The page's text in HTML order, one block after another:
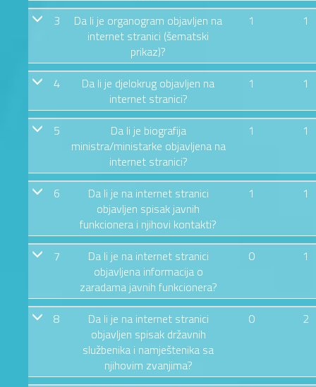
3
Da li je organogram objavljen na
internet stranici (šematski
prikaz)?
1 1
4
Da li je djelokrug objavljen na
internet stranici?
1 1
5
Da li je biografija
ministra/ministarke objavljena na
internet stranici?
1 1
6
Da li je na internet stranici
objavljen spisak javnih
funkcionera i njihovi kontakti?
1 1
7
Da li je na internet stranici
objavljena informacija o
zaradama javnih funkcionera?
0 1
8
Da li je na internet stranici
objavljen spisak državnih
službenika i namještenika sa
njihovim zvanjima?
0 2